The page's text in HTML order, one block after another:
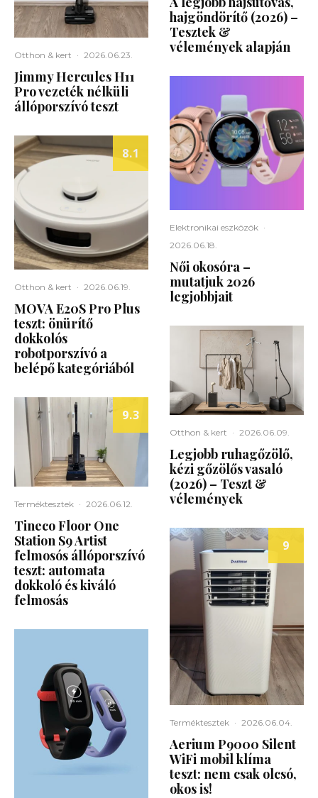
Otthon & kert · 2026.06.23.
Jimmy Hercules H11
Pro vezeték nélküli
állóporszívó teszt
8.1
Otthon & kert · 2026.06.19.
MOVA E20S Pro Plus
teszt: önürítő
dokkolós
robotporszívó a
belépő kategóriából
9.3
Terméktesztek · 2026.06.12.
Tineco Floor One
Station S9 Artist
felmosós állóporszívó
teszt: automata
dokkoló és kiváló
felmosás
hajgöndörítő (2026) –
Tesztek &
vélemények alapján
Elektronikai eszközök ·
2026.06.18.
Női okosóra –
mutatjuk 2026
legjobbjait
Otthon & kert · 2026.06.09.
Legjobb ruhagőzölő,
kézi gőzölős vasaló
(2026) – Teszt &
vélemények
9
Terméktesztek · 2026.06.04.
Aerium P9000 Silent
WiFi mobil klíma
teszt: nem csak olcsó,
okos is!